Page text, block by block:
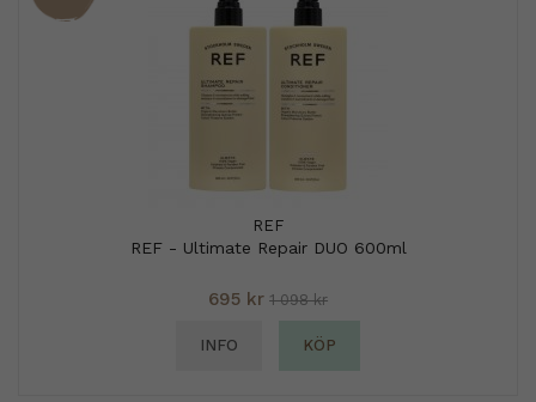
REF
REF - Ultimate Repair DUO 600ml
695 kr 1 098 kr
INFO KÖP